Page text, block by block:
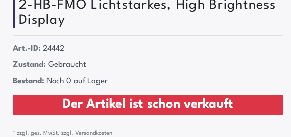
2-HB-FMO Lichtstarkes, High Brightness
Display
Art.-ID: 24442
Zustand: Gebraucht
Bestand: Noch 0 auf Lager
Der Artikel ist schon verkauft
* zzgl. ges. MwSt. zzgl. Versandkosten